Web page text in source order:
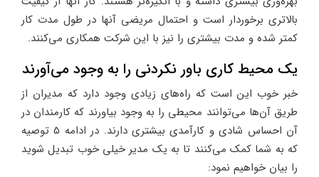
بالاتری برخوردار است و احتمال مریضی آنها در طول مدت کار
کمتر شده و مدت بیشتری را نیز با این شرکت همکاری می‌کنند.
یک محیط کاری باور نکردنی را به وجود می‌آورند
خبر خوب این است که راه‌های زیادی وجود دارد که مدیران از
طریق آن‌ها می‌توانند محیطی را به وجود بیاورند که کارمندان در
آن احساس شادی و کارآمدی بیشتری دارند. در ادامه 5 توصیه
که به شما کمک می‌کنند تا به یک مدیر خیلی خوب تبدیل شوید
را بیان خواهیم نمود: